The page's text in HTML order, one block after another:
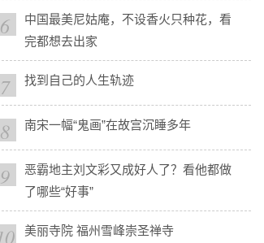
6
中国最美尼姑庵，不设香火只种花，看
完都想去出家
7 找到自己的人生轨迹
8 南宋一幅“鬼画”在故宫沉睡多年
9
恶霸地主刘文彩又成好人了？看他都做
了哪些“好事”
美丽寺院 福州雪峰崇圣禅寺